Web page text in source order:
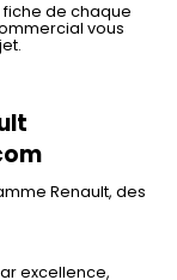
de chaque
vous
Renault, des
excellence,